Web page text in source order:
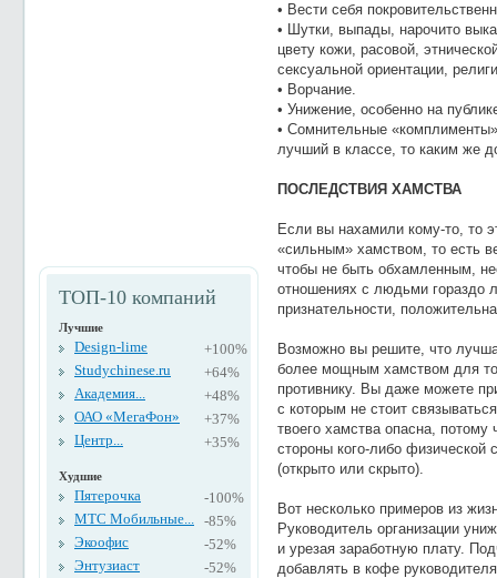
ТОП-10 компаний
Лучшие
Design-lime
+100%
Studychinese.ru
+64%
Академия...
+48%
ОАО «МегаФон»
+37%
Центр...
+35%
Худшие
Пятерочка
-100%
МТС Мобильные... -85%
Экоофис
-52%
Энтузиаст
-52%
• Вести себя
• Шутки, выпады, нарочито
цвету кожи, расовой,
сексуальной ориентации,
• Ворчание.
• Унижение, особенно на
• Сомнительные
лучший в классе, то каким же
ПОСЛЕДСТВИЯ ХАМСТВА
Если вы нахамили кому-то, то
«сильным» хамством, то есть
чтобы не быть обхамленным,
отношениях с людьми гораздо
признательности,
Возможно вы решите, что
более мощным хамством для
противнику. Вы даже можете
с которым не стоит
твоего хамства опасна,
стороны кого-либо физической
(открыто или скрыто).
Вот несколько примеров из
Руководитель организации
и урезая заработную плату.
добавлять в кофе